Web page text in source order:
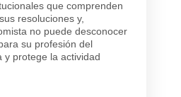
que comprenden
resoluciones y,
no puede desconocer
su profesión del
y protege la actividad